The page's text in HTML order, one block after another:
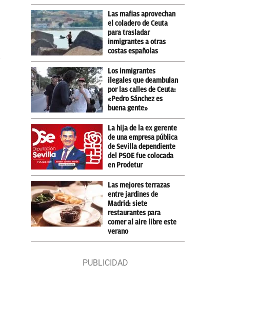
Las mafias aprovechan
el coladero de Ceuta
para trasladar
inmigrantes a otras
costas españolas
Los inmigrantes
ilegales que deambulan
por las calles de Ceuta:
«Pedro Sánchez es
buena gente»
La hija de la ex gerente
de una empresa pública
de Sevilla dependiente
del PSOE fue colocada
en Prodetur
Las mejores terrazas
entre jardines de
Madrid: siete
restaurantes para
comer al aire libre este
verano